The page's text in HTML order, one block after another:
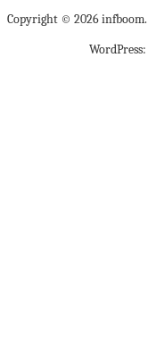
Copyright © 2026 infboom.